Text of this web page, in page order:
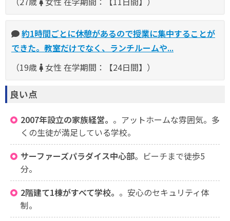
約1時間ごとに休憩があるので授業に集中することが
できた。教室だけでなく、ランチルームや...
（19歳
女性 在学期間：【24日間】）
良い点
2007年設立の家族経営。 。アットホームな雰囲気。多
くの生徒が満足している学校。
サーファーズパラダイス中心部。ビーチまで徒歩5
分。
2階建て1棟がすべて学校。 。安心のセキュリティ体
制。